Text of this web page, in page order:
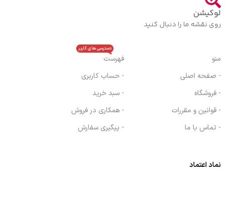
لوکیشن
روی نقشه ما را دنبال کنید
منو
- صفحه اصلی
- فروشگاه
- قوانین و مقررات
- تماس با ما
فهرست
دسترسی های کاربر
- حساب کاربری
- سبد خرید
- همکاری در فروش
- پیگیری سفارش
نماد اعتماد